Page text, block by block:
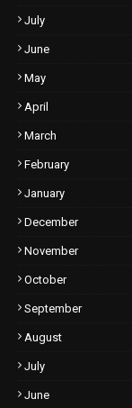
July
June
May
April
March
February
January
December
November
October
September
August
July
June